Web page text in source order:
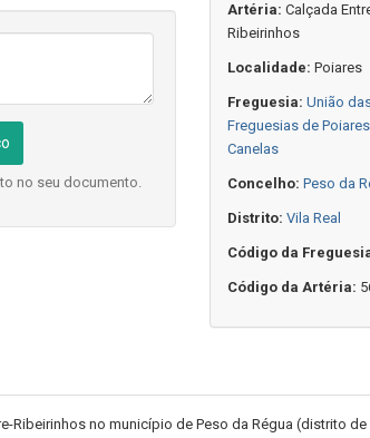
no seu documento.
Artéria: Calçada
Ribeirinhos
Localidade: Poiares
Freguesia: União
Freguesias de
Canelas
Concelho: Peso da
Distrito: Vila Real
Código da
Código da Artéria:
Ribeirinhos no município de Peso da Régua (distrito de